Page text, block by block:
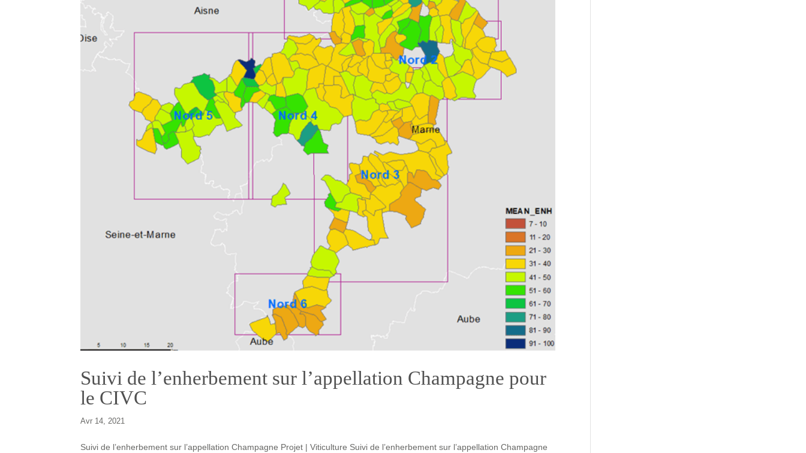
Suivi de l’enherbement sur l’appellation Champagne pour
le CIVC
Avr 14, 2021
Suivi de l’enherbement sur l’appellation Champagne Projet | Viticulture Suivi de l’enherbement sur l’appellation Champagne